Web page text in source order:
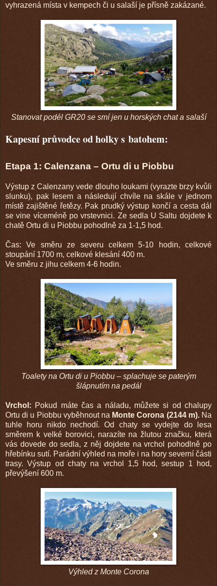
vyhrazená místa v kempech či u salaší je přísně zakázané.
Stanovat podél GR20 se smí jen u horských chat a salaší
Kapesní průvodce od holky s batohem:
Etapa 1: Calenzana – Ortu di u Piobbu
Výstup z Calenzany vede dlouho loukami (vyrazte brzy kvůli
slunku), pak lesem a následují chvíle na skále v jednom
místě zajištěné řetězy. Pak prudký výstup končí a cesta dál
se vine víceméně po vrstevnici. Ze sedla U Saltu dojdete k
chatě Ortu di u Piobbu pohodlně za 1-1,5 hod.
Čas: Ve směru ze severu celkem 5-10 hodin, celkové
stoupání 1700 m, celkové klesání 400 m.
Ve směru z jihu celkem 4-6 hodin.
Toalety na Ortu di u Piobbu – splachuje se paterým
šlápnutím na pedál
Vrchol: Pokud máte čas a náladu, můžete si od chalupy
Ortu di u Piobbu vyběhnout na Monte Corona (2144 m).Na
tuhle horu nikdo nechodí. Od chaty se vydejte do lesa
směrem k velké borovici, narazíte na žlutou značku, která
vás dovede do sedla, z něj dojdete na vrchol pohodlně po
hřebínku sutí. Parádní výhled na moře i na hory severní části
trasy. Výstup od chaty na vrchol 1,5 hod, sestup 1 hod,
převýšení 600 m.
Výhled z Monte Corona